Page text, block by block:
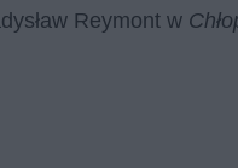
Reymont w